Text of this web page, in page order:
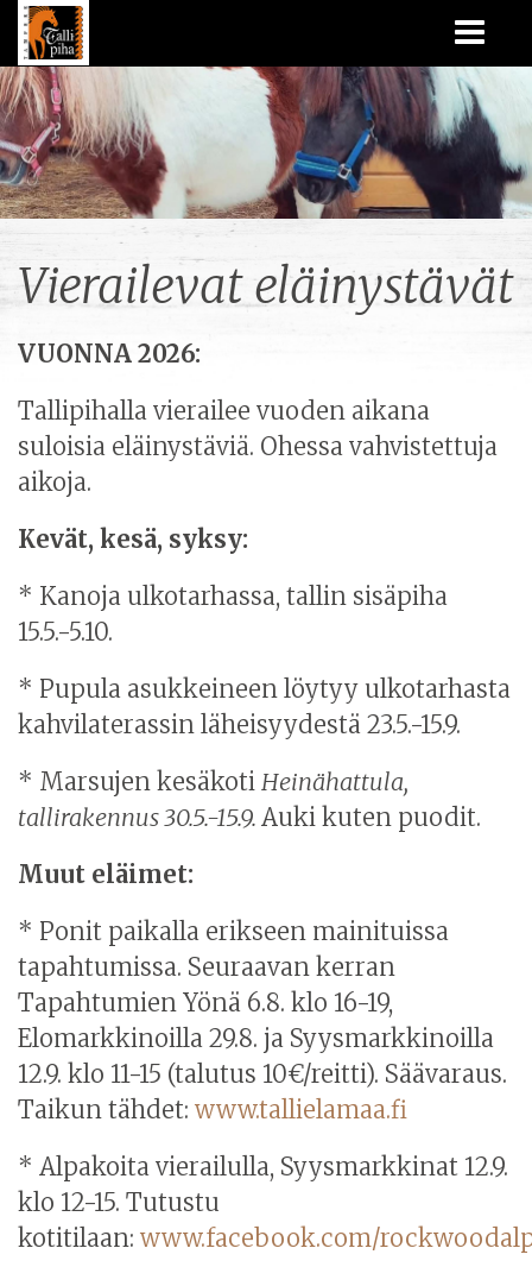
Vierailevat eläinystävät
VUONNA 2026:
Tallipihalla vierailee vuoden aikana
suloisia eläinystäviä. Ohessa vahvistettuja
aikoja.
Kevät, kesä, syksy:
* Kanoja ulkotarhassa, tallin sisäpiha
15.5.-5.10.
* Pupula asukkeineen löytyy ulkotarhasta
kahvilaterassin läheisyydestä 23.5.-15.9.
* Marsujen kesäkoti Heinähattula,
tallirakennus 30.5.-15.9. Auki kuten puodit.
Muut eläimet:
* Ponit paikalla erikseen mainituissa
tapahtumissa. Seuraavan kerran
Tapahtumien Yönä 6.8. klo 16-19,
Elomarkkinoilla 29.8. ja Syysmarkkinoilla
12.9. klo 11-15 (talutus 10€/reitti). Säävaraus.
Taikun tähdet: www.tallielamaa.fi
* Alpakoita vierailulla, Syysmarkkinat 12.9.
klo 12-15. Tutustu
kotitilaan: www.facebook.com/